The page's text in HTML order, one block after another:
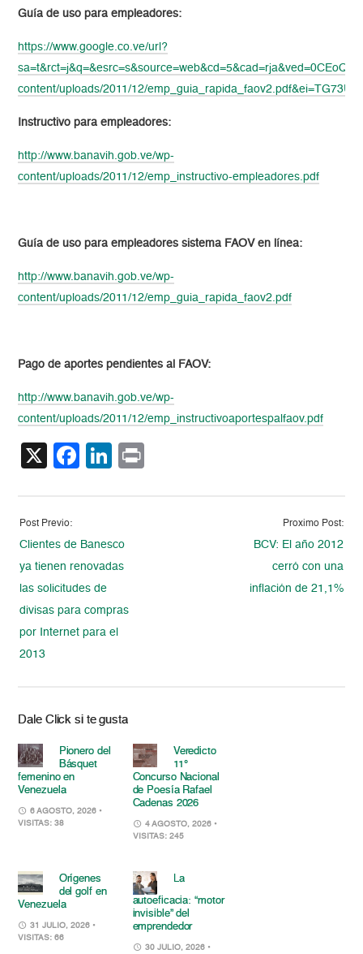
Guía de uso para empleadores:
https://www.google.co.ve/url?
content/uploads/2011/12/
Instructivo para empleadores:
http://www.banavih.gob.ve/wp-
content/uploads/2011/12/emp_instructivo-empleadores.pdf
Guía de uso para empleadores sistema FAOV en línea:
http://www.banavih.gob.ve/wp-
content/uploads/2011/12/emp_guia_rapida_faov2.pdf
Pago de aportes pendientes al FAOV:
http://www.banavih.gob.ve/wp-
content/uploads/2011/12/emp_instructivoaportespalfaov.pdf
X Facebook
LinkedIn
Post Previo:
Clientes de Banesco
ya tienen renovadas
las solicitudes de
divisas para compras
por Internet para el
2013
Proximo Post:
BCV: El año 2012
cerró con una
inflación de 21,1%
Dale Click si te gusta
Pionero del
Básquet
femenino en
Venezuela
6 AGOSTO, 2026 •
VISITAS: 38
Veredicto
11°
Concurso Nacional
de Poesía Rafael
Cadenas 2026
4 AGOSTO, 2026 •
VISITAS: 245
Orígenes
del golf en
Venezuela
31 JULIO, 2026 •
VISITAS: 66
La
autoeficacia: “motor
invisible” del
emprendedor
30 JULIO, 2026 •